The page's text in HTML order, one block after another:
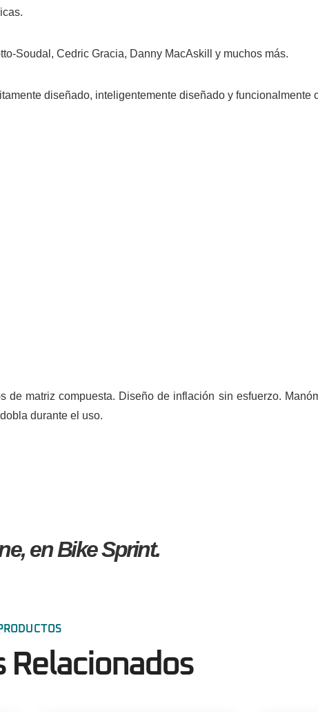
Soudal, Cedric Gracia, Danny MacAskill y muchos más.
diseñado, inteligentemente diseñado y funcionalmente
matriz compuesta. Diseño de inflación sin esfuerzo.
durante el uso.
en Bike Sprint.
Relacionados